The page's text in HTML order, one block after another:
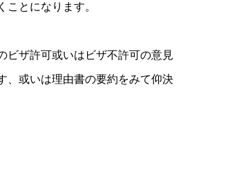
とになります。
ビザ許可或いはビザ不許可の意見
、或いは理由書の要約をみて仰決